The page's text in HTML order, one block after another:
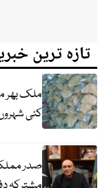
تازہ ترین
ملک بھر
کئی شہروں میں 20 کلو تھیلا
صدر